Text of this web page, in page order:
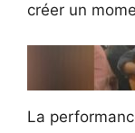
créer un
La